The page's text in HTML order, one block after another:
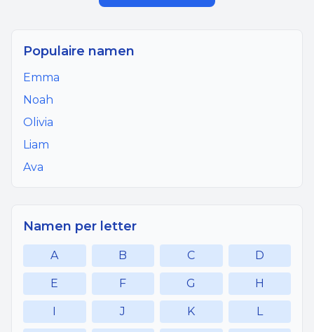
Populaire namen
Emma
Noah
Olivia
Liam
Ava
Namen per letter
A B C D
E F G H
I J K L